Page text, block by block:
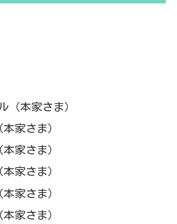
（本家さま）
家さま）
家さま）
家さま）
家さま）
家さま）